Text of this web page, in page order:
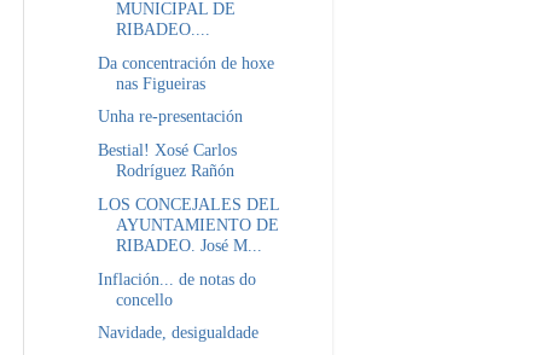
MUNICIPAL DE
RIBADEO....
Da concentración de hoxe
nas Figueiras
Unha re-presentación
Bestial! Xosé Carlos
Rodríguez Rañón
LOS CONCEJALES DEL
AYUNTAMIENTO DE
RIBADEO. José M...
Inflación... de notas do
concello
Navidade, desigualdade